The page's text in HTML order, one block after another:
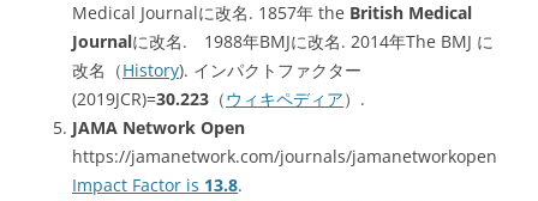
Medical Journalに改名. 1857年 the British Medical
Journalに改名. 1988年BMJに改名. 2014年The BMJ に
改名（History). インパクトファクター
(2019JCR)=30.223 （ウィキペディア）.
JAMA Network Open
https://jamanetwork.com/journals/jamanetworkopen
Impact Factor is 13.8.